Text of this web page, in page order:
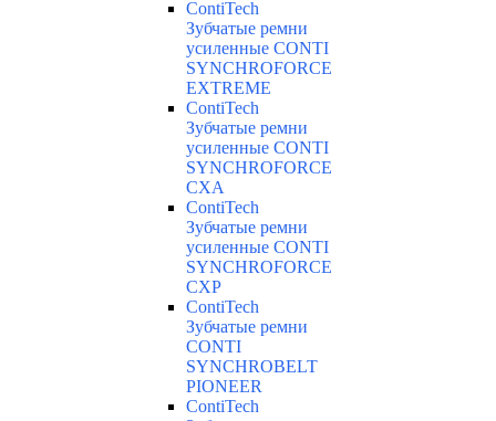
ContiTech
Зубчатые ремни
усиленные CONTI
SYNCHROFORCE
EXTREME
ContiTech
Зубчатые ремни
усиленные CONTI
SYNCHROFORCE
CXA
ContiTech
Зубчатые ремни
усиленные CONTI
SYNCHROFORCE
CXP
ContiTech
Зубчатые ремни
CONTI
SYNCHROBELT
PIONEER
ContiTech